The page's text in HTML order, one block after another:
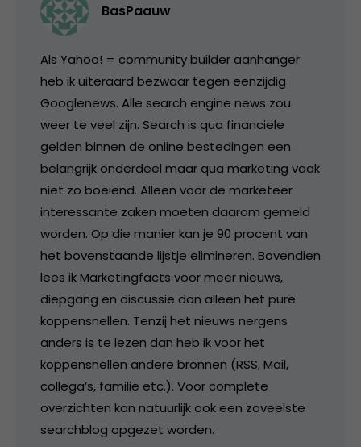
BasPaauw
Als Yahoo! = community builder aanhanger
heb ik uiteraard bezwaar tegen eenzijdig
Googlenews. Alle search engine news zou
weer te veel zijn. Search is qua financiele
gelden binnen de online bestedingen een
belangrijk onderdeel maar qua marketing vaak
niet zo boeiend. Alleen voor de marketeer
interessante zaken moeten daarom gemeld
worden. Op die manier kan je 90 procent van
het bovenstaande lijstje elimineren. Bovendien
lees ik Marketingfacts voor meer nieuws,
diepgang en discussie dan alleen het pure
koppensnellen. Tenzij het nieuws nergens
anders is te lezen dan heb ik voor het
koppensnellen andere bronnen (RSS, Mail,
collega’s, familie etc.). Voor complete
overzichten kan natuurlijk ook een zoveelste
searchblog opgezet worden.